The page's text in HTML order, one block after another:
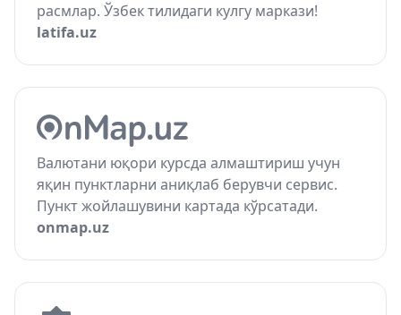
расмлар. Ўзбек тилидаги кулгу маркази!
latifa.uz
Валютани юқори курсда алмаштириш учун
яқин пунктларни аниқлаб берувчи сервис.
Пункт жойлашувини картада кўрсатади.
onmap.uz